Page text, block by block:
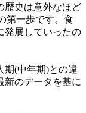
歴史は意外なほど
第一歩です。食
発展していったの
期(中年期)との違
新のデータを基に